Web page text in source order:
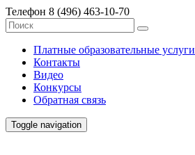
Телефон 8 (496) 463-10-70
Платные образовательные услуги
Контакты
Видео
Конкурсы
Обратная связь
Toggle navigation